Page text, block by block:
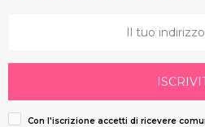
Con l'iscrizione accetti di ricevere